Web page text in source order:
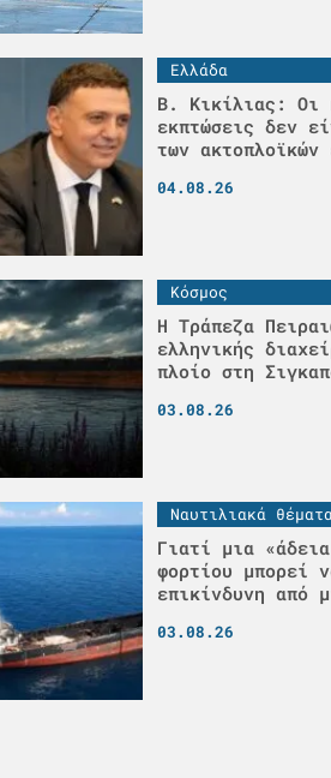
Ελλάδα
Β. Κικίλιας: Οι
εκπτώσεις δεν
των ακτοπλοϊκών
04.08.26
Κόσμος
Η Τράπεζα
ελληνικής
πλοίο στη
03.08.26
Ναυτιλιακά θέματα
Γιατί μια
φορτίου μπορεί
επικίνδυνη από
03.08.26